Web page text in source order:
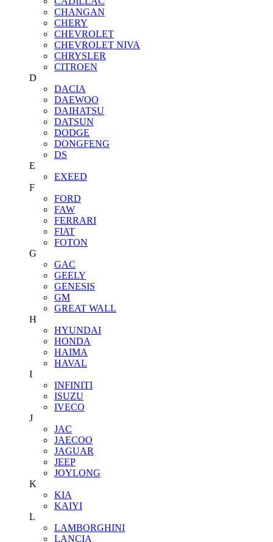
CHANGAN
CHERY
CHEVROLET
CHEVROLET NIVA
CHRYSLER
CITROEN
D
DACIA
DAEWOO
DAIHATSU
DATSUN
DODGE
DONGFENG
DS
E
EXEED
F
FORD
FAW
FERRARI
FIAT
FOTON
G
GAC
GEELY
GENESIS
GM
GREAT WALL
H
HYUNDAI
HONDA
HAIMA
HAVAL
I
INFINITI
ISUZU
IVECO
J
JAC
JAECOO
JAGUAR
JEEP
JOYLONG
K
KIA
KAIYI
L
LAMBORGHINI
LANCIA